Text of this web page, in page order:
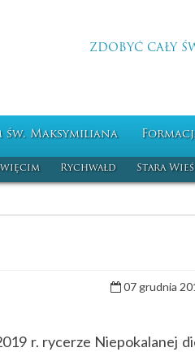
ZDOBYĆ CAŁY
św. Maksymiliana
Rychwałd Stara Wieś
07 grudnia
r. rycerze Niepokalanej